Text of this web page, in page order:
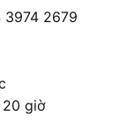
3974 2679
20 giờ